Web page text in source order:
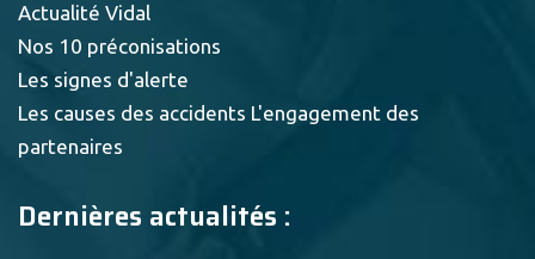
Actualité Vidal
Nos 10 préconisations
Les signes d'alerte
Les causes des accidents L'engagement des
partenaires
Dernières actualités :